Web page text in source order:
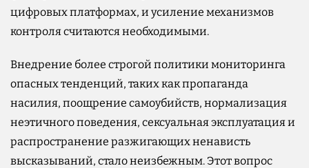
цифровых платформах, и усиление механизмов
контроля считаются необходимыми.
Внедрение более строгой политики мониторинга
опасных тенденций, таких как пропаганда
насилия, поощрение самоубийств, нормализация
неэтичного поведения, сексуальная эксплуатация и
распространение разжигающих ненависть
высказываний, стало неизбежным. Этот вопрос